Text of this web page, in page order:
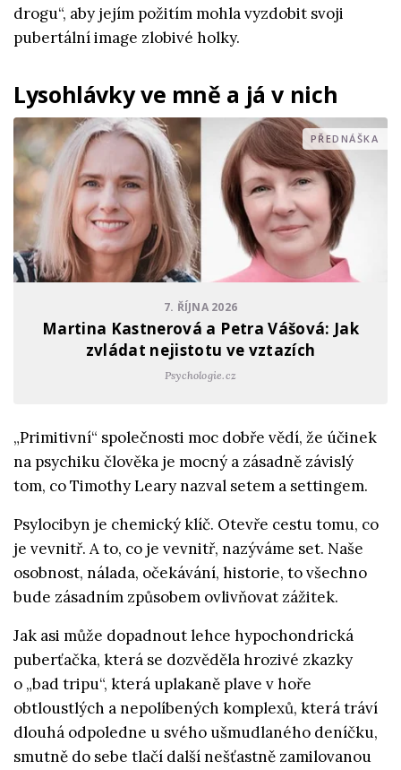
drogu“, aby jejím požitím mohla vyzdobit svoji
pubertální image zlobivé holky.
Lysohlávky ve mně a já v nich
PŘEDNÁŠKA
7. ŘÍJNA 2026
Martina Kastnerová a Petra Vášová: Jak
zvládat nejistotu ve vztazích
Psychologie.cz
„Primitivní“ společnosti moc dobře vědí, že účinek
na psychiku člověka je mocný a zásadně závislý
tom, co Timothy Leary nazval setem a settingem.
Psylocibyn je chemický klíč. Otevře cestu tomu, co
je vevnitř. A to, co je vevnitř, nazýváme set. Naše
osobnost, nálada, očekávání, historie, to všechno
bude zásadním způsobem ovlivňovat zážitek.
Jak asi může dopadnout lehce hypochondrická
puberťačka, která se dozvěděla hrozivé zkazky
o „bad tripu“, která uplakaně plave v hoře
obtloustlých a nepolíbených komplexů, která tráví
dlouhá odpoledne u svého ušmudlaného deníčku,
smutně do sebe tlačí další nešťastně zamilovanou